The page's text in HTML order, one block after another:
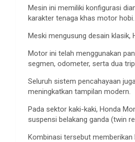
Mesin ini memiliki konfigurasi
karakter tenaga khas motor hobi.
Meski mengusung desain klasik,
Motor ini telah menggunakan
segmen, odometer, serta dua
Seluruh sistem pencahayaan
meningkatkan tampilan modern.
Pada sektor kaki-kaki, Honda
suspensi belakang ganda (twin
Kombinasi tersebut